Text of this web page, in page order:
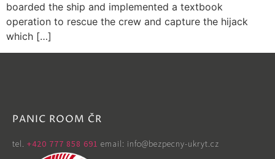
boarded the ship and implemented a textbook
operation to rescue the crew and capture the hijack
which […]
PANIC ROOM ČR
tel. ‭ +420 777 858 691 email: info@bezpecny-ukryt.cz